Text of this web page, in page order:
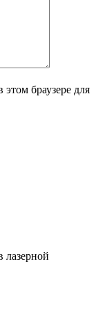
браузере для
лазерной